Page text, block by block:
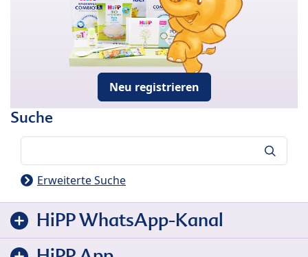
Neu registrieren
Suche
Erweiterte Suche
HiPP WhatsApp-Kanal